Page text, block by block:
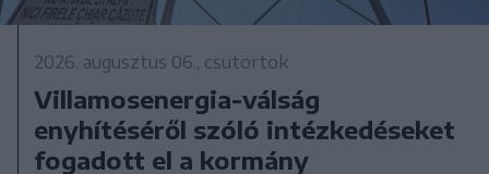
2026. augusztus 06., csütörtök
Villamosenergia-válság
enyhítéséről szóló intézkedéseket
fogadott el a kormány